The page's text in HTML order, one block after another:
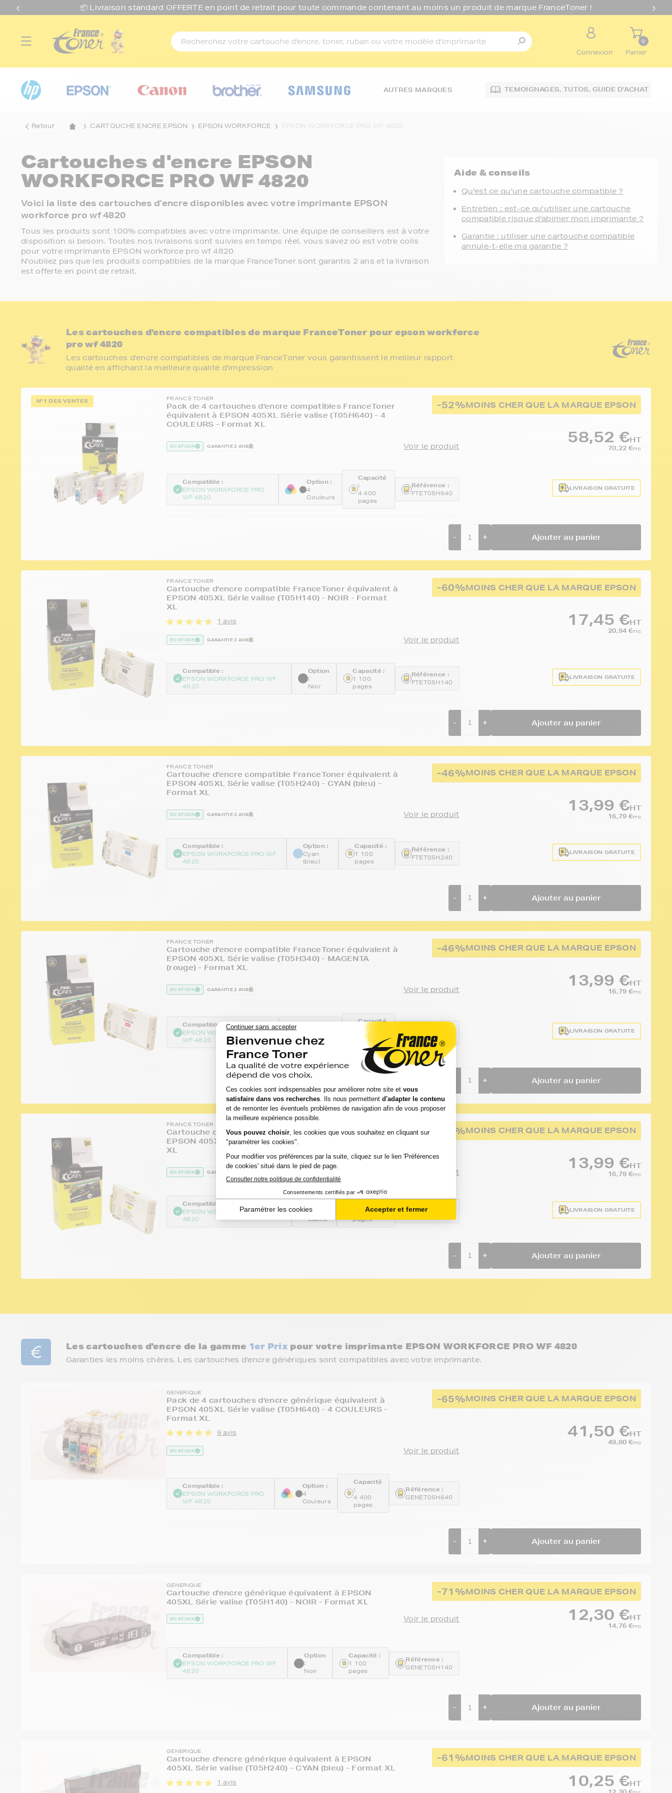
📦 Livraison standard OFFERTE en point de retrait pour toute commande contenant au moins un produit de marque FranceToner !
Connexion
0
Panier
AUTRES MARQUES TEMOIGNAGES, TUTOS,GUIDE D'ACHAT
Retour CARTOUCHE ENCRE EPSON EPSON WORKFORCE EPSON WORKFORCE PRO WF 4820
Cartouches d'encre EPSON
WORKFORCE PRO WF 4820
Voici la liste des cartouches d'encre disponibles avec votre imprimante EPSON
workforce pro wf 4820
Tous les produits sont 100% compatibles avec votre imprimante. Une équipe de conseillers est à votre
disposition si besoin. Toutes nos livraisons sont suivies en temps réel, vous savez où est votre colis
pour votre imprimante EPSON workforce pro wf 4820
N'oubliez pas que les produits compatibles de la marque FranceToner sont garantis 2 ans et la livraison
est offerte en point de retrait.
Aide & conseils
Qu'est ce qu'une cartouche compatible ?
Entretien : est-ce qu'utiliser une cartouche
compatible risque d'abimer mon imprimante ?
Garantie : utiliser une cartouche compatible
annule-t-elle ma garantie ?
Les cartouches d'encre compatibles de marque FranceToner pour epson workforce
pro wf 4820
Les cartouches d'encre compatibles de marque FranceToner vous garantissent le meilleur rapport
qualité en affichant la meilleure qualité d'impression
N°1 DES VENTES -52%MOINS CHER QUE LA MARQUE EPSON
FRANCE TONER
Pack de 4 cartouches d'encre compatibles FranceToner
équivalent à EPSON 405XL Série valise (T05H640) - 4
COULEURS - Format XL
EN STOCK GARANTIE 2 ANS Voir le produit
Compatible :
EPSON WORKFORCE PRO
WF 4820
Option :
4
Couleurs
Capacité
:
4 400
pages
Référence :
FTET05H640
58,52 €HT
70,22 €TTC
LIVRAISON GRATUITE
- + Ajouter au panier
-60%MOINS CHER QUE LA MARQUE EPSON
FRANCE TONER
Cartouche d'encre compatible FranceToner équivalent à
EPSON 405XL Série valise (T05H140) - NOIR - Format
XL
1 avis
EN STOCK GARANTIE 2 ANS Voir le produit
Compatible :
EPSON WORKFORCE PRO WF
4820
Option
:
Noir
Capacité :
1 100
pages
Référence :
FTET05H140
17,45 €HT
20,94 €TTC
LIVRAISON GRATUITE
- + Ajouter au panier
-46%MOINS CHER QUE LA MARQUE EPSON
FRANCE TONER
Cartouche d'encre compatible FranceToner équivalent à
EPSON 405XL Série valise (T05H240) - CYAN (bleu) -
Format XL
EN STOCK GARANTIE 2 ANS Voir le produit
Compatible :
EPSON WORKFORCE PRO WF
4820
Option :
Cyan
(bleu)
Capacité :
1 100
pages
Référence :
FTET05H240
13,99 €HT
16,79 €TTC
LIVRAISON GRATUITE
- + Ajouter au panier
-46%MOINS CHER QUE LA MARQUE EPSON
FRANCE TONER
Cartouche d'encre compatible FranceToner équivalent à
EPSON 405XL Série valise (T05H340) - MAGENTA
(rouge) - Format XL
EN STOCK GARANTIE 2 ANS Voir le produit
Compatible :
EPSON WORKFORCE PRO
WF 4820
Option :
Magenta
(rouge)
Capacité
1 100
pages
FTET05H340
13,99 €HT
16,79 €TTC
LIVRAISON GRATUITE
+ Ajouter au panier
-46%MOINS CHER QUE LA MARQUE EPSON
FRANCE TONER
Cartouche d'encre compatible FranceToner équivalent à
EPSON 405XL Série valise (T05H440) - JAUNE - Format
XL
EN STOCK GARANTIE 2 ANS Voir le produit
Compatible :
EPSON WORKFORCE PRO WF
4820
:
Jaune
1 100
pages
Référence :
13,99 €HT
16,79 €TTC
LIVRAISON GRATUITE
- + Ajouter au panier
Les cartouches d'encre de la gamme 1er Prix pour votre imprimante EPSON WORKFORCE PRO WF 4820
Garanties les moins chères. Les cartouches d'encre génériques sont compatibles avec votre imprimante.
-65%MOINS CHER QUE LA MARQUE EPSON
GENERIQUE
Pack de 4 cartouches d'encre générique équivalent à
EPSON 405XL Série valise (T05H640) - 4 COULEURS -
Format XL
9 avis
EN STOCK Voir le produit
Compatible :
EPSON WORKFORCE PRO
WF 4820
Option :
4
Couleurs
Capacité
:
4 400
pages
Référence :
GENET05H640
41,50 €HT
49,80 €TTC
- + Ajouter au panier
-71%MOINS CHER QUE LA MARQUE EPSON
GENERIQUE
Cartouche d'encre générique équivalent à EPSON
405XL Série valise (T05H140) - NOIR - Format XL
EN STOCK Voir le produit
Compatible :
EPSON WORKFORCE PRO WF
4820
Option
:
Noir
Capacité :
1 100
pages
Référence :
GENET05H140
12,30 €HT
14,76 €TTC
- + Ajouter au panier
-61%MOINS CHER QUE LA MARQUE EPSON
GENERIQUE
Cartouche d'encre générique équivalent à EPSON
405XL Série valise (T05H240) - CYAN (bleu) - Format XL
1 avis 10,25 €HT